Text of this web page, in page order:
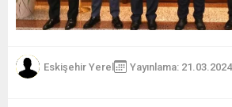
Eskişehir Yerel Yayınlama: 21.03.2024